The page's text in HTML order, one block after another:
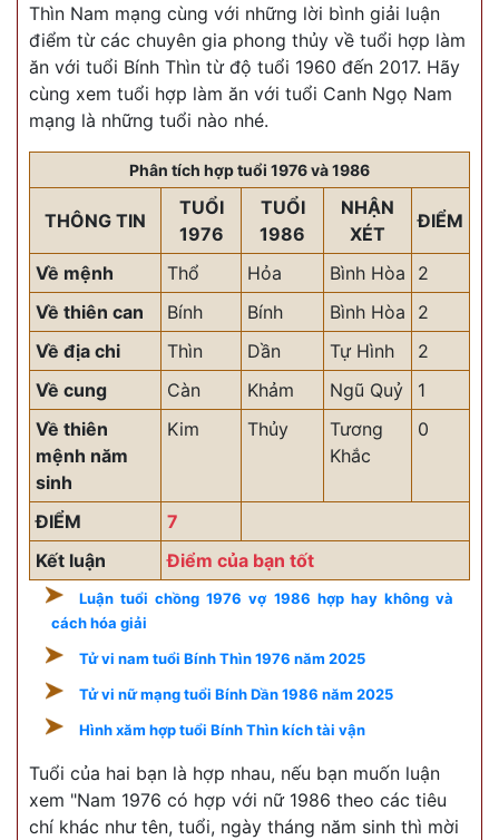
Thìn Nam mạng cùng với những lời bình giải luận
điểm từ các chuyên gia phong thủy về tuổi hợp làm
ăn với tuổi Bính Thìn từ độ tuổi 1960 đến 2017. Hãy
cùng xem tuổi hợp làm ăn với tuổi Canh Ngọ Nam
mạng là những tuổi nào nhé.
Phân tích hợp tuổi 1976 và 1986
THÔNG TIN
TUỔI
1976
TUỔI
1986
NHẬN
XÉT
ĐIỂM
Về mệnh Thổ Hỏa Bình Hòa
2
Về thiên can
Bính Bính Bình Hòa
2
Về địa chi
Thìn Dần Tự Hình
2
Về cung
Càn Khảm Ngũ Quỷ
1
Về thiên
mệnh năm
sinh
Kim Thủy
Tương
Khắc
0
ĐIỂM
7
Kết luận
Điểm của bạn tốt
Luận tuổi chồng 1976 vợ 1986 hợp hay không và
cách hóa giải
Tử vi nam tuổi Bính Thìn 1976 năm 2025
Tử vi nữ mạng tuổi Bính Dần 1986 năm 2025
Hình xăm hợp tuổi Bính Thìn kích tài vận
Tuổi của hai bạn là hợp nhau, nếu bạn muốn luận
xem "Nam 1976 có hợp với nữ 1986 theo các tiêu
chí khác như tên, tuổi, ngày tháng năm sinh thì mời